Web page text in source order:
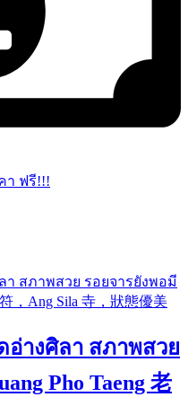
า ฟรี!!!
อ่างศิลา สภาพสวย
Pho Taeng 老